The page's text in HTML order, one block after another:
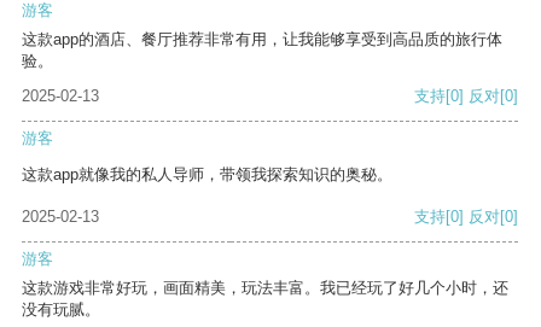
游客
这款app的酒店、餐厅推荐非常有用，让我能够享受到高品质的旅行体
验。
2025-02-13
支持[0] 反对[0]
游客
这款app就像我的私人导师，带领我探索知识的奥秘。
2025-02-13 支持[0] 反对[0]
游客
这款游戏非常好玩，画面精美，玩法丰富。我已经玩了好几个小时，还
没有玩腻。